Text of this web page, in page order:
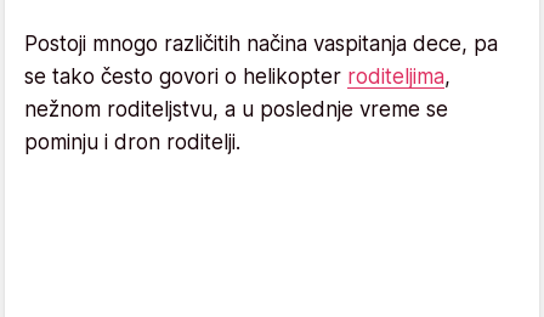
Postoji mnogo različitih načina vaspitanja dece, pa
se tako često govori o helikopter roditeljima,
nežnom roditeljstvu, a u poslednje vreme se
pominju i dron roditelji.